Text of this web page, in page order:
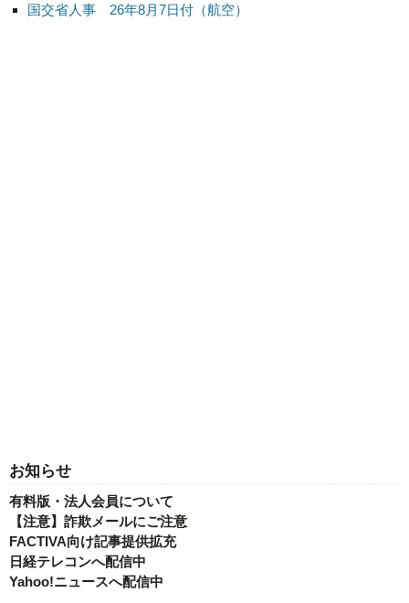
国交省人事 26年8月7日付（航空）
お知らせ
有料版・法人会員について
【注意】詐欺メールにご注意
FACTIVA向け記事提供拡充
日経テレコンへ配信中
Yahoo!ニュースへ配信中